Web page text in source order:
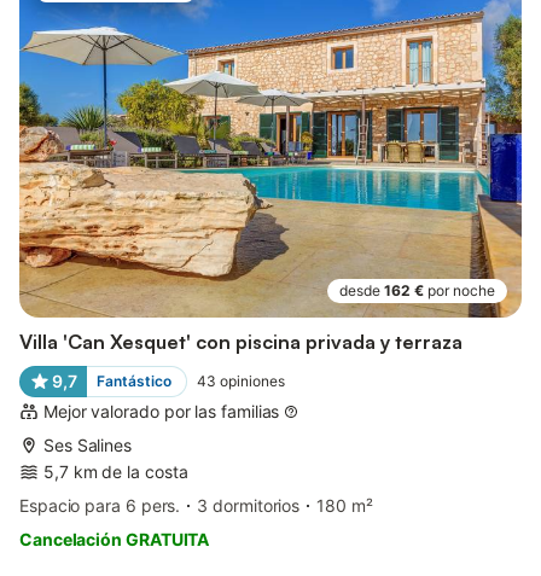
desde 162 € por noche
Villa 'Can Xesquet' con piscina privada y terraza
9,7 Fantástico 43 opiniones
Mejor valorado por las familias
Ses Salines
5,7 km de la costa
Espacio para 6 pers.
3 dormitorios
180 m²
Cancelación GRATUITA